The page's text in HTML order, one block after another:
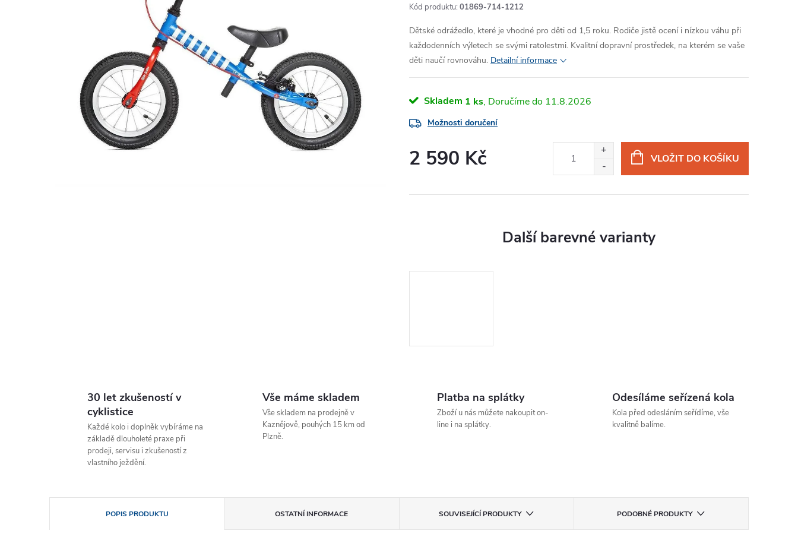
Kód produktu: 01869-714-1212
Dětské odrážedlo, které je vhodné pro děti od 1,5 roku. Rodiče jistě ocení i nízkou váhu při
každodenních výletech se svými ratolestmi. Kvalitní dopravní prostředek, na kterém se vaše
děti naučí rovnováhu. Detailní informace
Skladem 1 ks 11.8.2026
Možnosti doručení
2 590 Kč VLOŽIT DO KOŠÍKU
30 let zkušeností v
cyklistice
Každé kolo i doplněk vybíráme na
základě dlouholeté praxe při
prodeji, servisu i zkušeností z
vlastního ježdění.
Vše máme skladem
Vše skladem na prodejně v
Kaznějově, pouhých 15 km od
Plzně.
Platba na splátky
Zboží u nás můžete nakoupit on-
line i na splátky.
Odesíláme seřízená kola
Kola před odesláním seřídíme, vše
kvalitně balíme.
POPIS PRODUKTU OSTATNÍ INFORMACE SOUVISEJÍCÍ PRODUKTY PODOBNÉ PRODUKTY